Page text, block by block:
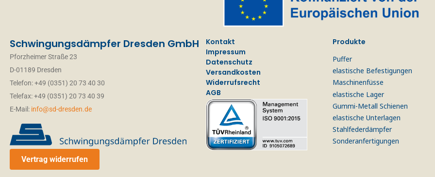
Schwingungsdämpfer Dresden GmbH
Pforzheimer Straße 23
D-01189 Dresden
Telefon: +49 (0351) 20 73 40 30
Telefax: +49 (0351) 20 73 40 39
E-Mail: info@sd-dresden.de
Vertrag widerrufen
Kontakt
Impressum
Datenschutz
Versandkosten
Widerrufsrecht
AGB
Produkte
Puffer
elastische Befestigungen
Maschinenfüsse
elastische Lager
Gummi-Metall Schienen
elastische Unterlagen
Stahlfederdämpfer
Sonderanfertigungen